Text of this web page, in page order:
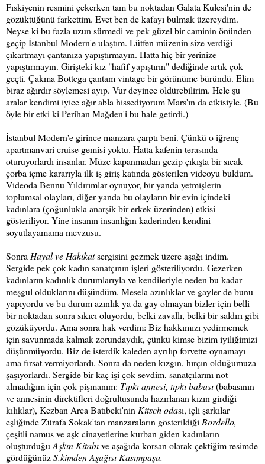
Fıskiyenin resmini çekerken tam bu noktadan Galata Kulesi'nin de
gözüktüğünü farkettim. Evet ben de kafayı bulmak üzereydim.
Neyse ki bu fazla uzun sürmedi ve pek güzel bir caminin önünden
geçip İstanbul Modern'e ulaştım. Lütfen müzenin size verdiği
çıkartmayı çantanıza yapıştırmayın. Hatta hiç bir yerinize
yapıştırmayın. Girişteki kız "hafif yapıştırın" dediğinde artık çok
geçti. Çakma Bottega çantam vintage bir görünüme büründü. Elim
biraz ağırdır söylemesi ayıp. Vur deyince öldürebilirim. Hele şu
aralar kendimi iyice ağır abla hissediyorum Mars'ın da etkisiyle. (Bu
öyle bir etki ki Perihan Mağden'i bu hale getirdi.)
İstanbul Modern'e girince manzara çarptı beni. Çünkü o iğrenç
apartmanvari cruise gemisi yoktu. Hatta kafenin terasında
oturuyorlardı insanlar. Müze kapanmadan gezip çıkışta bir sıcak
çorba içme kararıyla ilk iş giriş katında gösterilen videoyu buldum.
Videoda Bennu Yıldırımlar oynuyor, bir yanda yetmişlerin
toplumsal olayları, diğer yanda bu olayların bir evin içindeki
kadınlara (çoğunlukla anarşik bir erkek üzerinden) etkisi
gösteriliyor. Yine insanın insanlığın kaderinden kendini
soyutlayamama mevzusu.
Sonra Hayal ve Hakikatsergisini gezmek üzere aşağı indim.
Sergide pek çok kadın sanatçının işleri gösteriliyordu. Gezerken
kadınların kadınlık durumlarıyla ve kendileriyle neden bu kadar
meşgul olduklarını düşündüm. Mesela azınlıklar ve gayler de bunu
yapıyordu ve bu durum azınlık ya da gay olmayan bizler için belli
bir noktadan sonra sıkıcı oluyordu, belki zavallı, belki bir saldırı gibi
gözüküyordu. Ama sonra hak verdim: Biz hakkımızı yedirmemek
için savunmada kalmak zorundaydık, çünkü kimse bizim iyiliğimizi
düşünmüyordu. Biz de isterdik kaleden ayrılıp forvette oynamayı
ama fırsat vermiyorlardı. Sonra da neden kızgın, hırçın olduğumuza
şaşıyorlardı. Sergide bir kaç işi çok sevdim, sanatçılarını not
almadığım için çok pişmanım: Tıpkı annesi, tıpkı babası(babasının
ve annesinin direktifleri doğrultusunda hazırlanan kızın girdiği
kılıklar), Kezban Arca Batıbeki'nin Kitsch odası, içli şarkılar
eşliğinde Zürafa Sokak'tan manzaraların gösterildiği Bordello,
çeşitli namus ve aşk cinayetlerine kurban giden kadınların
oluşturduğu Aşkın Kitabıve aşağıda korsan olarak çektiğim resimde
gördüğünüzS.kimden Aşağısı Kasımpaşa.